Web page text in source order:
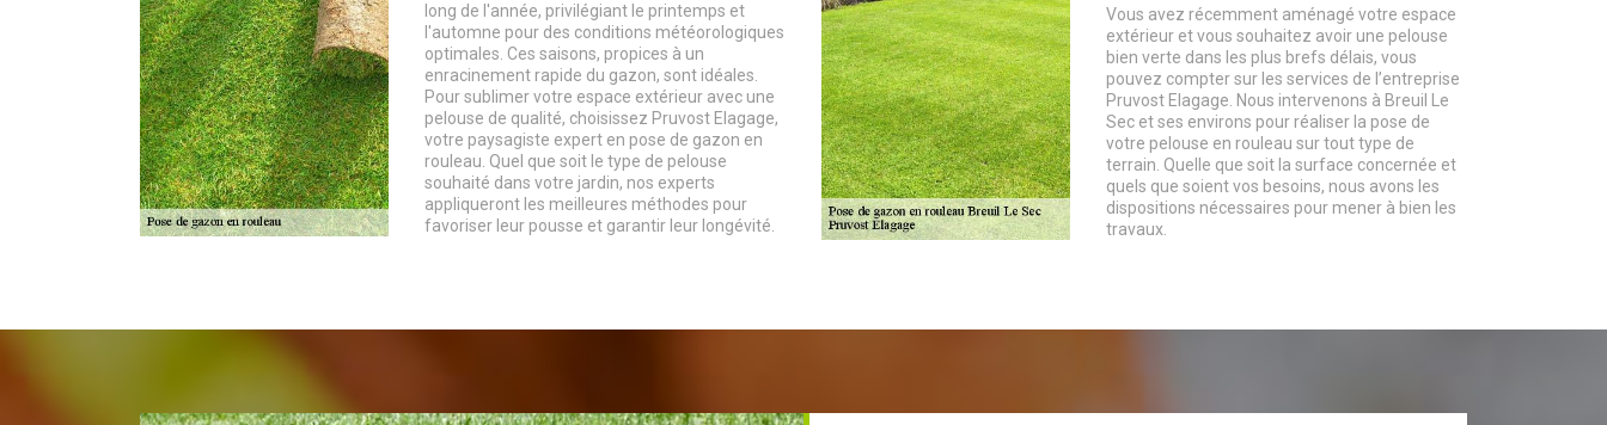
long de l'année, privilégiant le printemps et
l'automne pour des conditions météorologiques
optimales. Ces saisons, propices à un
enracinement rapide du gazon, sont idéales.
Pour sublimer votre espace extérieur avec une
pelouse de qualité, choisissez Pruvost Elagage,
votre paysagiste expert en pose de gazon en
rouleau. Quel que soit le type de pelouse
souhaité dans votre jardin, nos experts
appliqueront les meilleures méthodes pour
favoriser leur pousse et garantir leur longévité.
Vous avez récemment aménagé votre espace
extérieur et vous souhaitez avoir une pelouse
bien verte dans les plus brefs délais, vous
pouvez compter sur les services de l’entreprise
Pruvost Elagage. Nous intervenons à Breuil Le
Sec et ses environs pour réaliser la pose de
votre pelouse en rouleau sur tout type de
terrain. Quelle que soit la surface concernée et
quels que soient vos besoins, nous avons les
dispositions nécessaires pour mener à bien les
travaux.